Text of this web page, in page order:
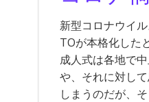
新型コロナウイ
TOが本格化した
成人式は各地で
や、それに対し
しまうのだが、